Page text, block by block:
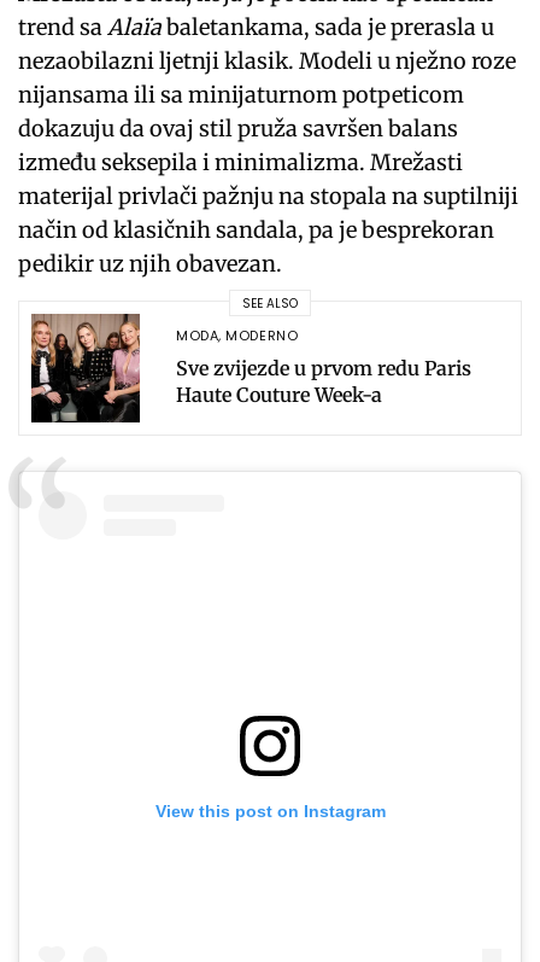
trend saAlaïabaletankama, sada je prerasla u
nezaobilazni ljetnji klasik. Modeli u nježno roze
nijansama ili sa minijaturnom potpeticom
dokazuju da ovaj stil pruža savršen balans
između seksepila i minimalizma. Mrežasti
materijal privlači pažnju na stopala na suptilniji
način od klasičnih sandala, pa je besprekoran
pedikir uz njih obavezan.
SEE ALSO
MODA,MODERNO
Sve zvijezde u prvom redu Paris
Haute Couture Week-a
View this post on Instagram